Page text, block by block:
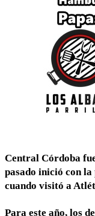
Central Córdoba
pasado inició con
cuando visitó a
Para este año, los